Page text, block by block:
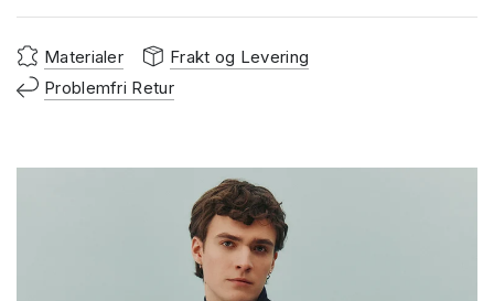
Materialer
Frakt og Levering
Problemfri Retur